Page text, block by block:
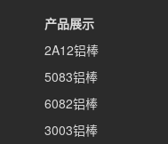
产品展示
2A12铝棒
5083铝棒
6082铝棒
3003铝棒